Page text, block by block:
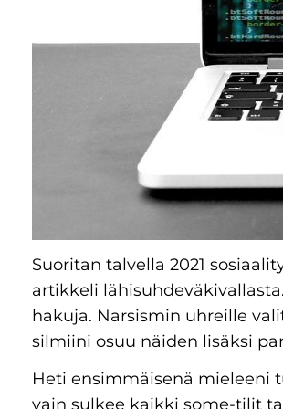
Suoritan talvella 2021
artikkeli
hakuja. Narsismin uhreille
silmiini osuu näiden lisäksi
Heti ensimmäisenä mieleeni
vain sulkee kaikki some-tilit